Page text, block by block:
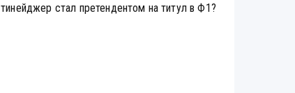
тинейджер стал претендентом на титул в Ф1?